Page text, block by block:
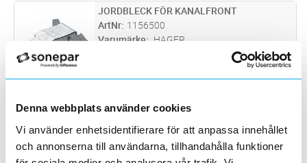
Denna webbplats använder cookies
Vi använder enhetsidentifierare för att anpassa innehållet
och annonserna till användarna, tillhandahålla funktioner
ST Lägg i kundvagn
JORDBLECK FÖR KANALFRONT
ArtNr 1156500
Varumärke
HAGER
1156501
Varumärke
HAGER
Jordanslutning med skruv. För anslutning av
potentialutjämningsledare